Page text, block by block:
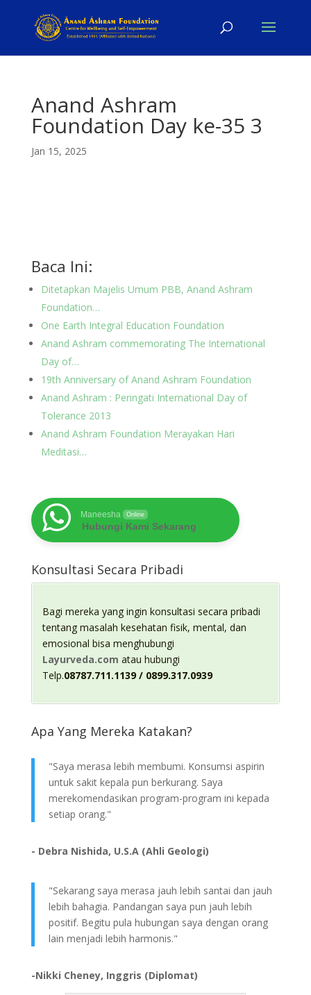
Anand Ashram
Foundation Day ke-35 3
Jan 15, 2025
Baca Ini:
Ditetapkan Majelis Umum PBB, Anand Ashram
Foundation…
One Earth Integral Education Foundation
Anand Ashram commemorating The International
Day of…
19th Anniversary of Anand Ashram Foundation
Anand Ashram : Peringati International Day of
Tolerance 2013
Anand Ashram Foundation Merayakan Hari
Meditasi…
Maneesha Online
Hubungi Kami Sekarang
Konsultasi Secara Pribadi
Bagi mereka yang ingin konsultasi secara pribadi
tentang masalah kesehatan fisik, mental, dan
emosional bisa menghubungi
Layurveda.com atau hubungi
Telp.08787.711.1139 / 0899.317.0939
Apa Yang Mereka Katakan?
"Saya merasa lebih membumi. Konsumsi aspirin
untuk sakit kepala pun berkurang. Saya
merekomendasikan program-program ini kepada
setiap orang."
- Debra Nishida, U.S.A (Ahli Geologi)
"Sekarang saya merasa jauh lebih santai dan jauh
lebih bahagia. Pandangan saya pun jauh lebih
positif. Begitu pula hubungan saya dengan orang
lain menjadi lebih harmonis."
-Nikki Cheney, Inggris (Diplomat)